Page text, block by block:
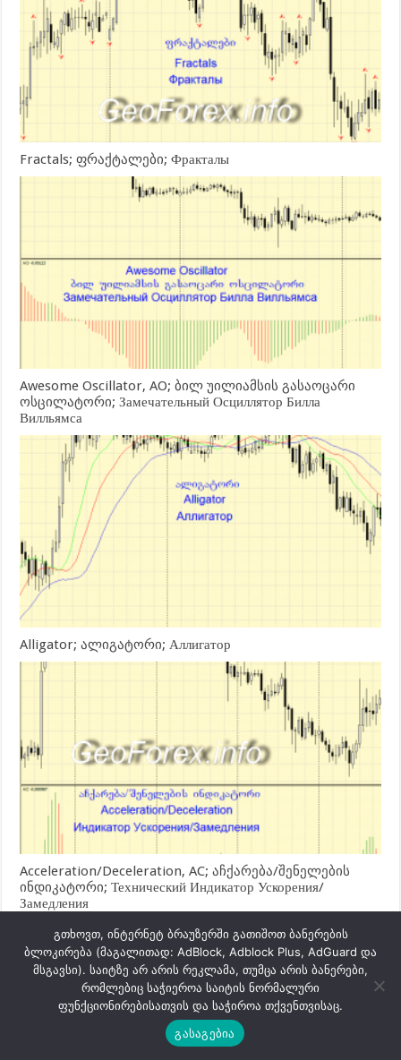
Fractals; ფრაქტალები; Фракталы
Awesome Oscillator, AO; ბილ უილიამსის გასაოცარი
ოსცილატორი; Замечательный Осциллятор Билла
Вилльямса
Alligator; ალიგატორი; Аллигатор
Acceleration/Deceleration, AC; აჩქარება/შენელების
ინდიკატორი; Технический Индикатор Ускорения/
Замедления
გთხოვთ, ინტერნეტ ბრაუზერში გათიშოთ ბანერების
ბლოკირება (მაგალითად: AdBlock, Adblock Plus, AdGuard და
მსგავსი). საიტზე არ არის რეკლამა, თუმცა არის ბანერები,
რომლებიც საჭიეროა საიტის ნორმალური
ფუნქციონირებისათვის და საჭიროა თქვენთვისაც.
გასაგებია